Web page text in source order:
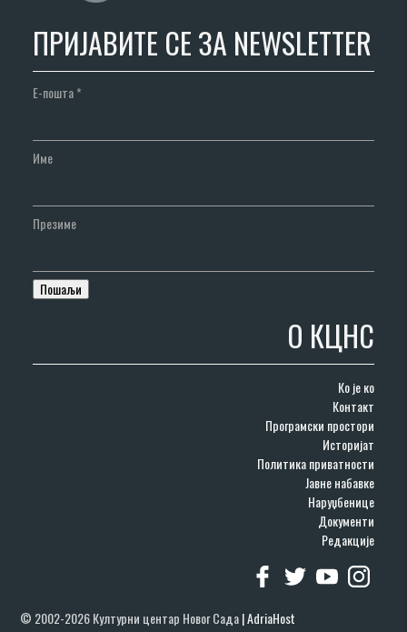
ПРИЈАВИТЕ СЕ ЗА NEWSLETTER
Е-пошта*
Име
Презиме
О КЦНС
Ко је ко
Контакт
Програмски простори
Историјат
Политика приватности
Јавне набавке
Наруџбенице
Документи
Редакције
© 2002-2026 Културни центар Новог Сада|AdriaHost